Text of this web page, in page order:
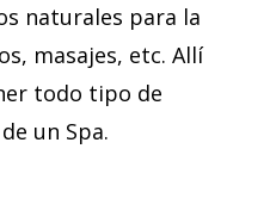
naturales para la
masajes, etc. Allí
todo tipo de
un Spa.